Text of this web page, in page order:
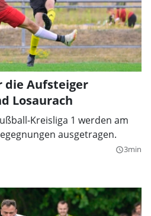
die Aufsteiger
Losaurach
Kreisliga 1 werden am
ausgetragen.
query_builder3min